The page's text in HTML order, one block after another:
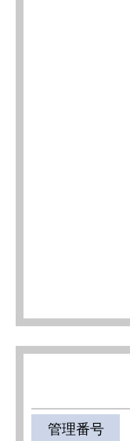
管理番号